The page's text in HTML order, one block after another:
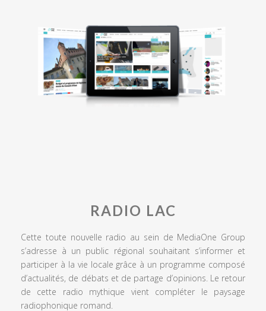
RADIO LAC
Cette toute nouvelle radio au sein de MediaOne Group
s’adresse à un public régional souhaitant s’informer et
participer à la vie locale grâce à un programme composé
d’actualités, de débats et de partage d’opinions. Le retour
de cette radio mythique vient compléter le paysage
radiophonique romand.